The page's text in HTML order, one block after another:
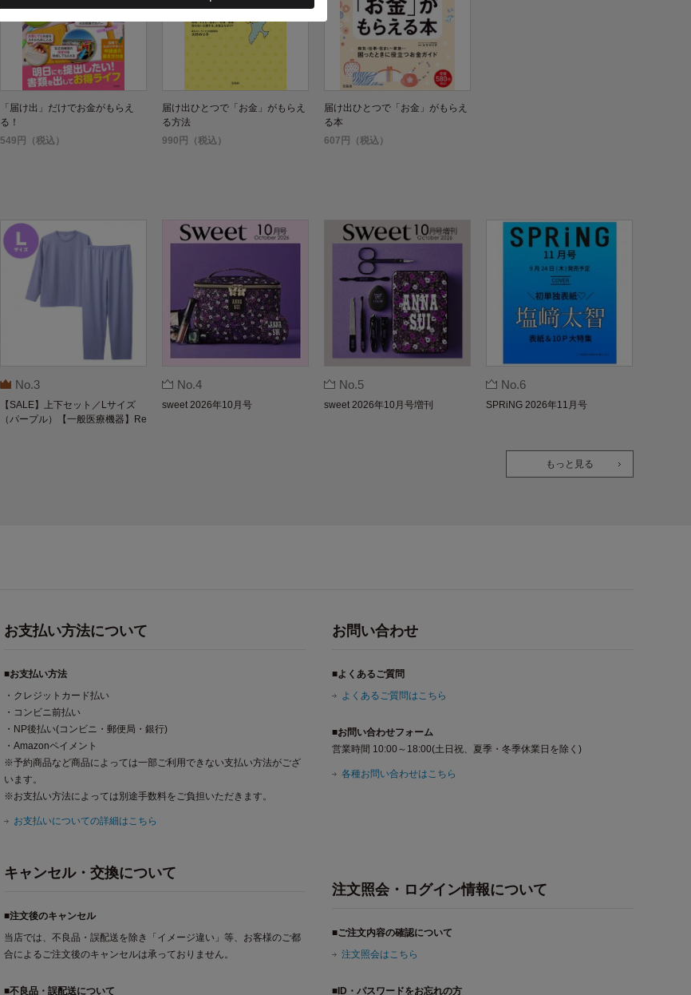
「届け出」だけでお金がもらえ
る！
549円（税込）
届け出ひとつで「お金」がもらえ
る方法
990円（税込）
届け出ひとつで「お金」がもらえ
る本
607円（税込）
No.3
【SALE】上下セット／Lサイズ
（パープル）【一般医療機器】Re
No.4
sweet 2026年10月号
No.5
sweet 2026年10月号増刊
No.6
SPRiNG 2026年11月号
もっと見る
お支払い方法について
■お支払い方法
・クレジットカード払い
・コンビニ前払い
・NP後払い(コンビニ・郵便局・銀行)
・Amazonペイメント
※予約商品など商品によっては一部ご利用できない支払い方法がござ
います。
※お支払い方法によっては別途手数料をご負担いただきます。
お支払いについての詳細はこちら
キャンセル・交換について
■注文後のキャンセル
当店では、不良品・誤配送を除き「イメージ違い」等、お客様のご都
合によるご注文後のキャンセルは承っておりません。
■不良品・誤配送について
お問い合わせ
■よくあるご質問
よくあるご質問はこちら
■お問い合わせフォーム
営業時間 10:00～18:00(土日祝、夏季・冬季休業日を除く)
各種お問い合わせはこちら
注文照会・ログイン情報について
■ご注文内容の確認について
注文照会はこちら
■ID・パスワードをお忘れの方